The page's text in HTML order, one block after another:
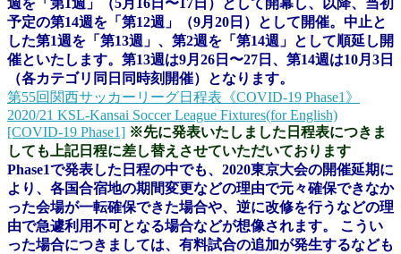
週を「第1週」（5月16日〜17日）として開幕し、以降、当初
予定の第14週を「第12週」（9月20日）として開催。中止と
した第1週を「第13週」、第2週を「第14週」として順延し開
催といたします。第13週は9月26日〜27日、第14週は10月3日
（各カテゴリ同日同時刻開催）となります。
第55回関西サッカーリーグ日程表《COVID-19 Phase1》
2020/21 KSL-Kansai Soccer League Fixtures(for English)
[COVID-19 Phase1] ※先に発表いたしました日程表につきま
しても上記日程に差し替えさせていただいております
Phase1で発表した日程の中でも、2020東京大会の開催延期に
より、各国合宿地の期間変更などの理由で元々確保できなか
った会場が一転確保できた場合や、逆に改修を行うなどの理
由で急遽利用不可となる場合などが想像されます。
こうい
った場合につきましては、有料試合の追加が発生するなども